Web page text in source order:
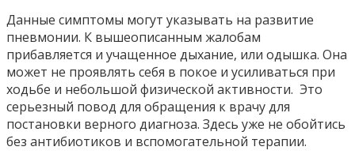
Данные симптомы могут указывать на развитие
пневмонии. К вышеописанным жалобам
прибавляется и учащенное дыхание, или одышка. Она
может не проявлять себя в покое и усиливаться при
ходьбе и небольшой физической активности. Это
серьезный повод для обращения к врачу для
постановки верного диагноза. Здесь уже не обойтись
без антибиотиков и вспомогательной терапии.